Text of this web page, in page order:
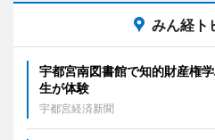
みん経ト
宇都宮南図書館で知的財産権
生が体験
宇都宮経済新聞